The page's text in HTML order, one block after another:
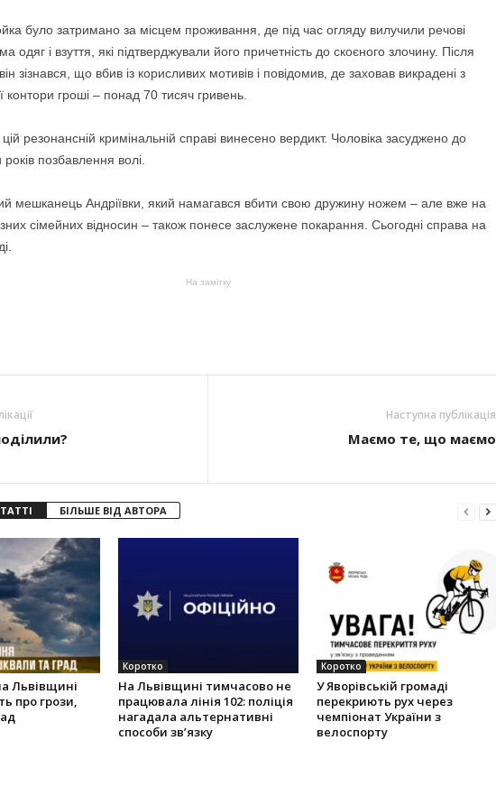
було затримано за місцем проживання, де під час огляду вилучили речові
одяг і взуття, які підтверджували його причетність до скоєного злочину. Після
зізнався, що вбив із корисливих мотивів і повідомив, де заховав викрадені з
контори гроші – понад 70 тисяч гривень.
резонансній кримінальній справі винесено вердикт. Чоловіка засуджено до
позбавлення волі.
мешканець Андріївки, який намагався вбити свою дружину ножем – але вже на
сімейних відносин – також понесе заслужене покарання. Сьогодні справа на
На замітку
Наступна публікація
Маємо те, що маємо
БІЛЬШЕ ВІД АВТОРА
Львівщині
про грози,
Коротко
На Львівщині тимчасово не
працювала лінія 102: поліція
нагадала альтернативні
способи зв’язку
Коротко
У Яворівській громаді
перекриють рух через
чемпіонат України з
велоспорту